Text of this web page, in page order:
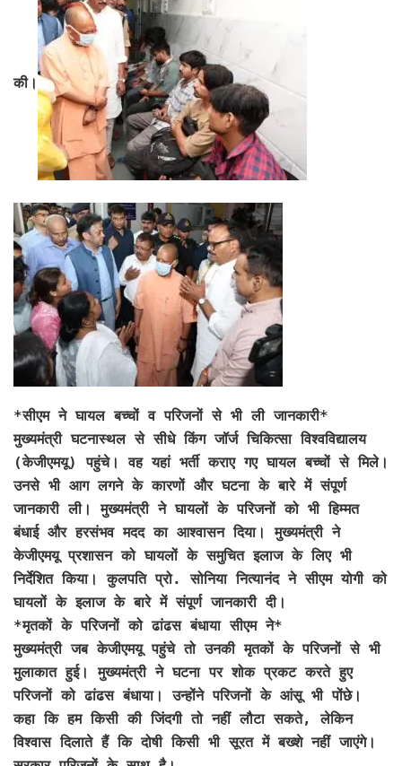
की।
*सीएम ने घायल बच्चों व परिजनों से भी ली जानकारी*
मुख्यमंत्री घटनास्थल से सीधे किंग जॉर्ज चिकित्सा विश्वविद्यालय
(केजीएमयू) पहुंचे। वह यहां भर्ती कराए गए घायल बच्चों से मिले।
उनसे भी आग लगने के कारणों और घटना के बारे में संपूर्ण
जानकारी ली। मुख्यमंत्री ने घायलों के परिजनों को भी हिम्मत
बंधाई और हरसंभव मदद का आश्वासन दिया। मुख्यमंत्री ने
केजीएमयू प्रशासन को घायलों के समुचित इलाज के लिए भी
निर्देशित किया। कुलपति प्रो. सोनिया नित्यानंद ने सीएम योगी को
घायलों के इलाज के बारे में संपूर्ण जानकारी दी।
*मृतकों के परिजनों को ढांढस बंधाया सीएम ने*
मुख्यमंत्री जब केजीएमयू पहुंचे तो उनकी मृतकों के परिजनों से भी
मुलाकात हुई। मुख्यमंत्री ने घटना पर शोक प्रकट करते हुए
परिजनों को ढांढस बंधाया। उन्होंने परिजनों के आंसू भी पोंछे।
कहा कि हम किसी की जिंदगी तो नहीं लौटा सकते, लेकिन
विश्वास दिलाते हैं कि दोषी किसी भी सूरत में बख्शे नहीं जाएंगे।